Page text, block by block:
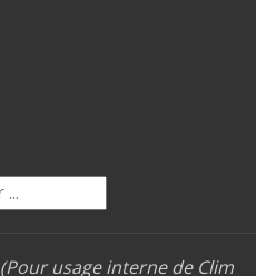
(Pour usage interne de Clim